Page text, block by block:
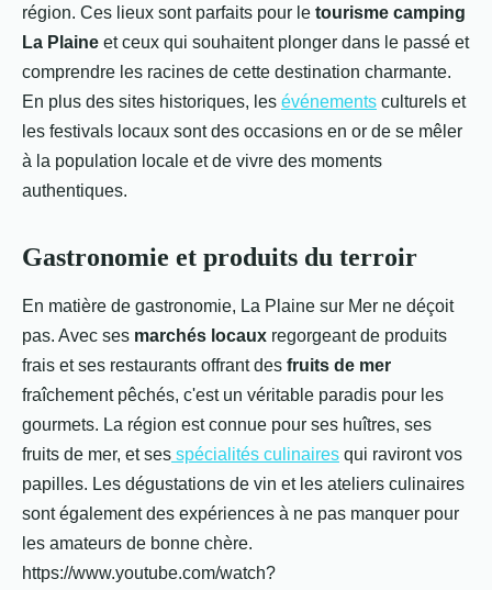
région. Ces lieux sont parfaits pour le tourisme camping
La Plaine et ceux qui souhaitent plonger dans le passé et
comprendre les racines de cette destination charmante.
En plus des sites historiques, les événements culturels et
les festivals locaux sont des occasions en or de se mêler
à la population locale et de vivre des moments
authentiques.
Gastronomie et produits du terroir
En matière de gastronomie, La Plaine sur Mer ne déçoit
pas. Avec ses marchés locaux regorgeant de produits
frais et ses restaurants offrant des fruits de mer
fraîchement pêchés, c'est un véritable paradis pour les
gourmets. La région est connue pour ses huîtres, ses
fruits de mer, et ses spécialités culinaires qui raviront vos
papilles. Les dégustations de vin et les ateliers culinaires
sont également des expériences à ne pas manquer pour
les amateurs de bonne chère.
https://www.youtube.com/watch?